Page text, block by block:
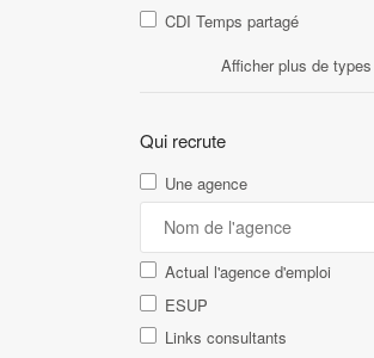
CDI Temps partagé
Afficher plus de
Qui recrute
Une agence
Actual l'agence d'emploi
ESUP
Links consultants